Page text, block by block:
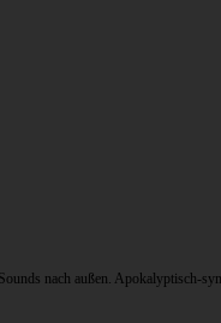
nach außen. Apokalyptisch-